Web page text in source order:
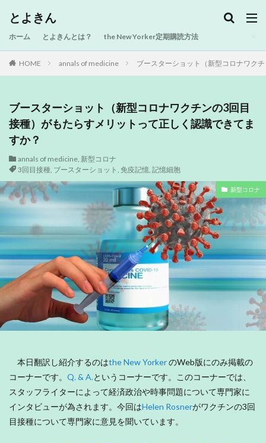
とよきん
ホーム とよきんとは？ the New Yorker定期購読方法
HOME annals of medicine ブースターショット（新型コロナワク
ブースターショット（新型コロナワクチンの3回目
接種）がもたらすメリットって正しく認識できてま
すか？
annals of medicine, 新型コロナ
3回目接種, ブースターショット , 免疫記憶, 記憶細胞
新型コロナ
本日翻訳し紹介するのはthe New YorkerのWeb版にのみ掲載の
コーナーです。 Q. & A.というコーナーです。このコーナーでは、
スタッフライターによって経済政治や時事問題について専門家に
インタビューが為されます。今回はHelen Rosnerがワクチンの3回
目接種について専門家に意見を聞いています。